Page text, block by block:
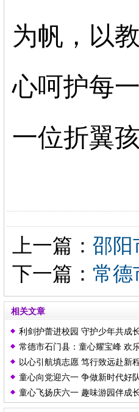
为帆，以
心呵护每
一位折翼
上一篇： 邵阳
下一篇： 常德
相关文章
利剑护蕾进校园 守护少年共成
常德市石门县：童心耀宝峰 欢
以心引航填志愿 笃行致远赴新
童心向党迎六一 争做新时代好
童心飞扬庆六一 趣味游园伴成